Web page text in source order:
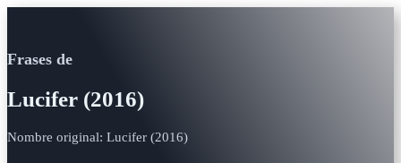
Frases de
Lucifer (2016)
Nombre original: Lucifer (2016)